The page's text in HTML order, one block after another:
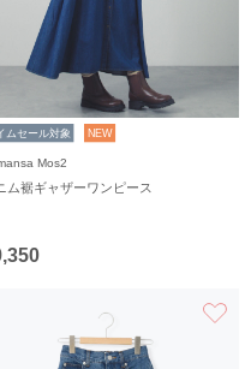
ムセール対象 NEW
Mos2
ム裾ギャザーワンピース